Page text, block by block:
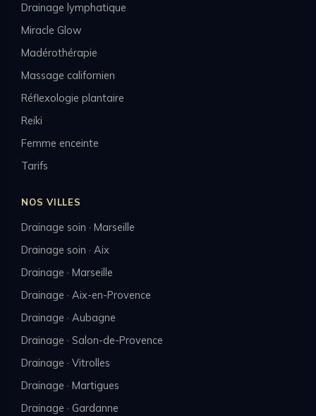
Drainage lymphatique
Miracle Glow
Madérothérapie
Massage californien
Réflexologie plantaire
Reiki
Femme enceinte
Tarifs
NOS VILLES
Drainage soin · Marseille
Drainage soin · Aix
Drainage · Marseille
Drainage · Aix-en-Provence
Drainage · Aubagne
Drainage · Salon-de-Provence
Drainage · Vitrolles
Drainage · Martigues
Drainage · Gardanne